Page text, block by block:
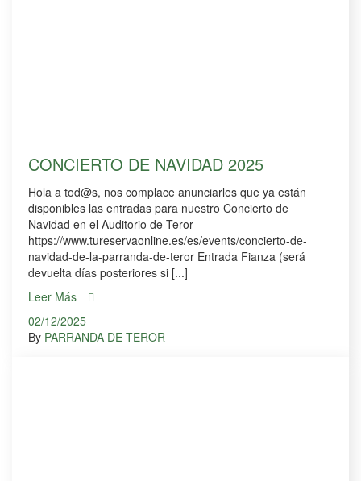
CONCIERTO DE NAVIDAD 2025
Hola a tod@s, nos complace anunciarles que ya están
disponibles las entradas para nuestro Concierto de
Navidad en el Auditorio de Teror
https://www.tureservaonline.es/es/events/concierto-de-
navidad-de-la-parranda-de-teror Entrada Fianza (será
devuelta días posteriores si [...]
Leer Más
02/12/2025
By PARRANDA DE TEROR